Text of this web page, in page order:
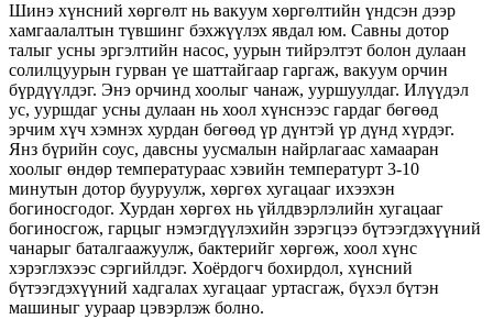
Шинэ хүнсний хөргөлт нь вакуум хөргөлтийн үндсэн дээр
хамгаалалтын түвшинг бэхжүүлэх явдал юм. Савны дотор
талыг усны эргэлтийн насос, уурын тийрэлтэт болон дулаан
солилцуурын гурван үе шаттайгаар гаргаж, вакуум орчин
бүрдүүлдэг. Энэ орчинд хоолыг чанаж, ууршуулдаг. Илүүдэл
ус, ууршдаг усны дулаан нь хоол хүнснээс гардаг бөгөөд
эрчим хүч хэмнэх хурдан бөгөөд үр дүнтэй үр дүнд хүрдэг.
Янз бүрийн соус, давсны уусмалын найрлагаас хамааран
хоолыг өндөр температураас хэвийн температурт 3-10
минутын дотор бууруулж, хөргөх хугацааг ихээхэн
богиносгодог. Хурдан хөргөх нь үйлдвэрлэлийн хугацааг
богиносгож, гарцыг нэмэгдүүлэхийн зэрэгцээ бүтээгдэхүүний
чанарыг баталгаажуулж, бактерийг хөргөж, хоол хүнс
хэрэглэхээс сэргийлдэг. Хоёрдогч бохирдол, хүнсний
бүтээгдэхүүний хадгалах хугацааг уртасгаж, бүхэл бүтэн
машиныг уураар цэвэрлэж болно.